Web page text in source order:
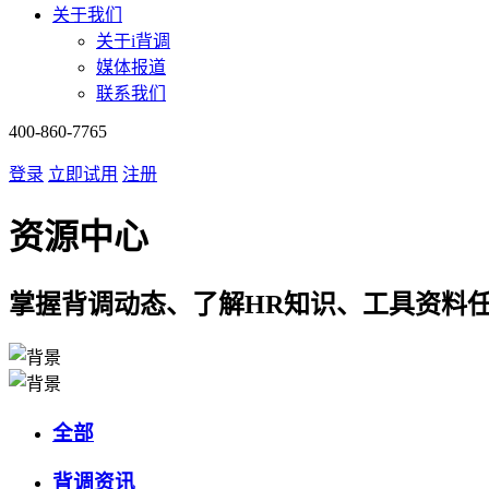
关于我们
关于i背调
媒体报道
联系我们
400-860-7765
登录 立即试用 注册
资源中心
掌握背调动态、了解HR知识、工具资料
全部
背调资讯